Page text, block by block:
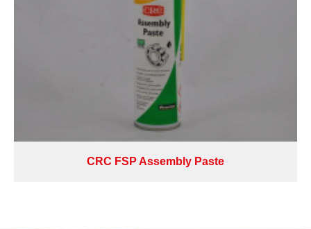
CRC FSP Assembly Paste